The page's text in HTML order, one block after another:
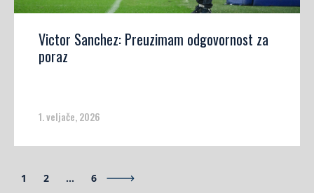
Victor Sanchez: Preuzimam odgovornost za
poraz
1. veljače, 2026
1 2 … 6